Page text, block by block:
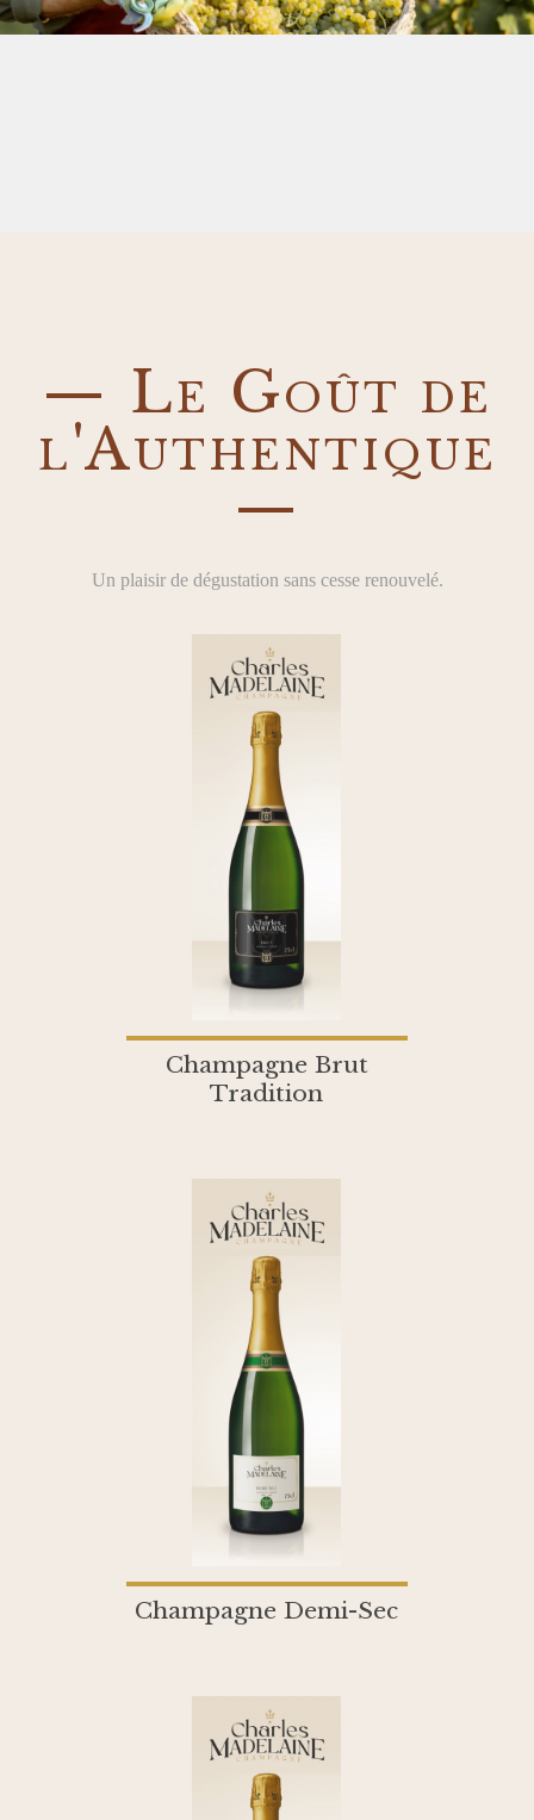
— Le Goût de
l'Authentique
—
Un plaisir de dégustation sans cesse renouvelé.
Champagne Brut
Tradition
Champagne Demi-Sec